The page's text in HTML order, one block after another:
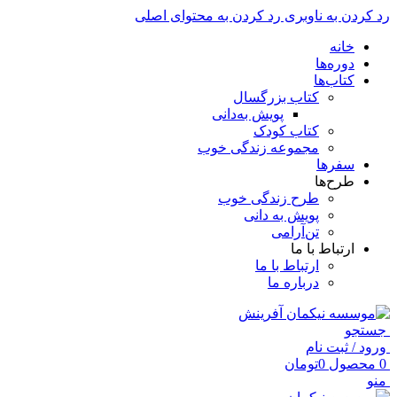
رد کردن به ناوبری رد کردن به محتوای اصلی
خانه
دوره‌ها
کتاب‌ها
کتاب بزرگسال
پویش به‌دانی
کتاب کودک
مجموعه زندگی خوب
سفرها
طرح‌ها
طرح زندگی خوب
پویش به دانی
تن‌آرامی
ارتباط با ما
ارتباط با ما
درباره ما
جستجو
ورود / ثبت نام
0 محصول 0تومان
منو